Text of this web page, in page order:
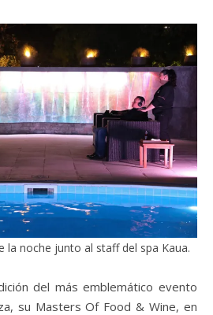
la noche junto al staff del spa Kaua.
del más emblemático evento
su Masters Of Food & Wine, en